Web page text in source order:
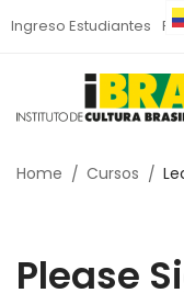
Ingreso Estudiantes
Home Cursos
Please